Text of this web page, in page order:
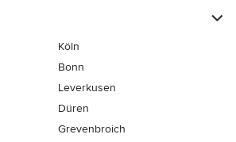
Köln
Bonn
Leverkusen
Düren
Grevenbroich